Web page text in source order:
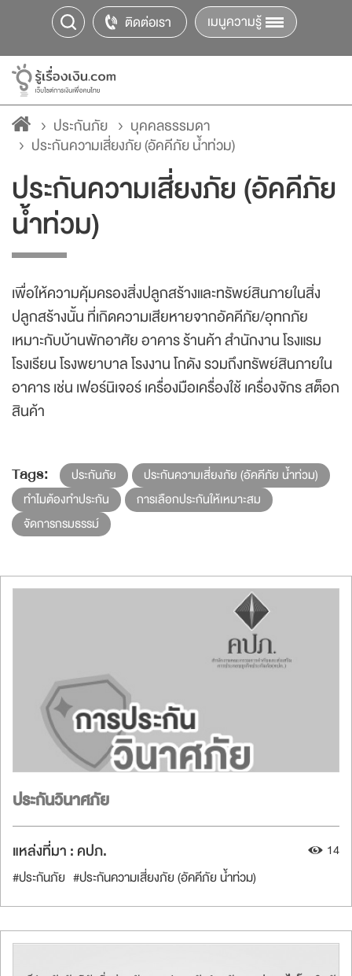
ติดต่อเรา เมนูความรู้
ประกันภัย
บุคคลธรรมดา
ประกันความเสี่ยงภัย (อัคคีภัย น้ำท่วม)
ประกันความเสี่ยงภัย (อัคคีภัย
น้ำท่วม)
เพื่อให้ความคุ้มครองสิ่งปลูกสร้างและทรัพย์สินภายในสิ่ง
ปลูกสร้างนั้น ที่เกิดความเสียหายจากอัคคีภัย/อุทกภัย
เหมาะกับบ้านพักอาศัย อาคาร ร้านค้า สำนักงาน โรงแรม
โรงเรียน โรงพยาบาล โรงงาน โกดัง รวมถึงทรัพย์สินภายใน
อาคาร เช่น เฟอร์นิเจอร์ เครื่องมือเครื่องใช้ เครื่องจักร สต็อก
สินค้า
Tags: ประกันภัย
ประกันความเสี่ยงภัย (อัคคีภัย น้ำท่วม)
ทำไมต้องทำประกัน
การเลือกประกันให้เหมาะสม
จัดการกรมธรรม์
ประกันวินาศภัย
แหล่งที่มา : คปภ.
#ประกันภัย #ประกันความเสี่ยงภัย (อัคคีภัย น้ำท่วม)
14